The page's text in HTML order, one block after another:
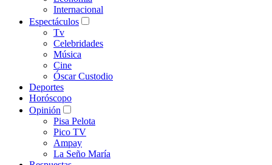
Internacional
Espectáculos
Tv
Celebridades
Música
Cine
Óscar Custodio
Deportes
Horóscopo
Opinión
Pisa Pelota
Pico TV
Ampay
La Seño María